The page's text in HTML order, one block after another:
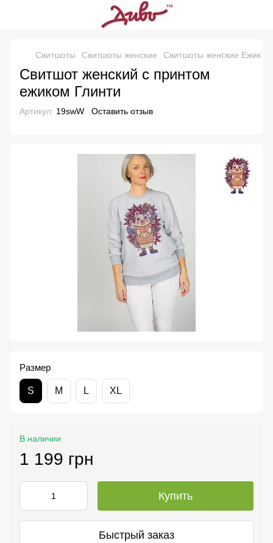
Свитшоты Свитшоты женские Свитшоты женские Ежик
Свитшот женский с принтом
ежиком Глинти
Артикул: 19swW Оставить отзыв
Размер
S M L XL
В наличии
1 199 грн
Купить
Быстрый заказ